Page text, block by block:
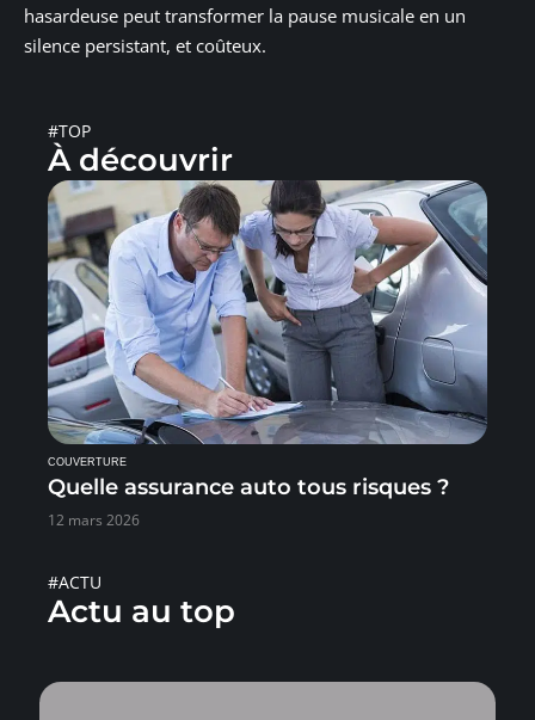
hasardeuse peut transformer la pause musicale en un
silence persistant, et coûteux.
#TOP
À découvrir
COUVERTURE
Quelle assurance auto tous risques ?
12 mars 2026
#ACTU
Actu au top